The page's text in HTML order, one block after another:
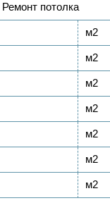
Ремонт потолка
м2
м2
м2
м2
м2
м2
м2